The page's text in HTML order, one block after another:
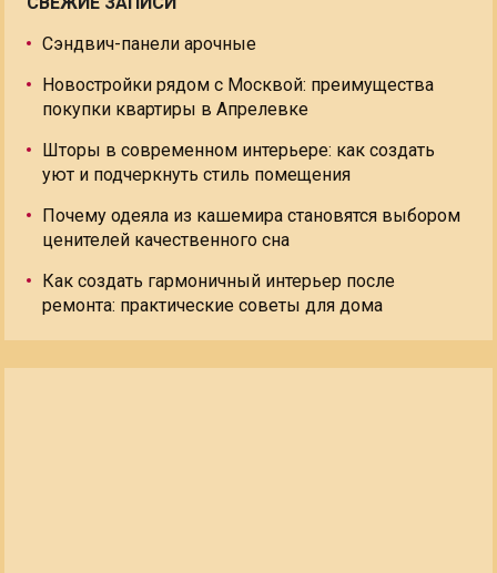
Сэндвич-панели арочные
Новостройки рядом с Москвой: преимущества
покупки квартиры в Апрелевке
Шторы в современном интерьере: как создать
уют и подчеркнуть стиль помещения
Почему одеяла из кашемира становятся выбором
ценителей качественного сна
Как создать гармоничный интерьер после
ремонта: практические советы для дома